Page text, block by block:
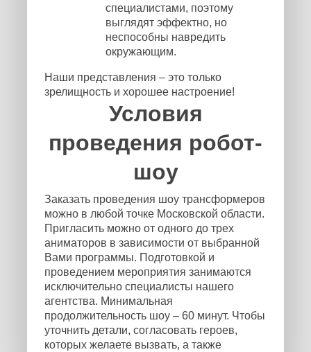
специалистами, поэтому
выглядят эффектно, но
неспособны навредить
окружающим.
Наши представления – это только
зрелищность и хорошее настроение!
Условия
проведения робот-
шоу
Заказать проведения шоу трансформеров
можно в любой точке Московской области.
Пригласить можно от одного до трех
аниматоров в зависимости от выбранной
Вами программы. Подготовкой и
проведением мероприятия занимаются
исключительно специалисты нашего
агентства. Минимальная
продолжительность шоу – 60 минут. Чтобы
уточнить детали, согласовать героев,
которых желаете вызвать, а также